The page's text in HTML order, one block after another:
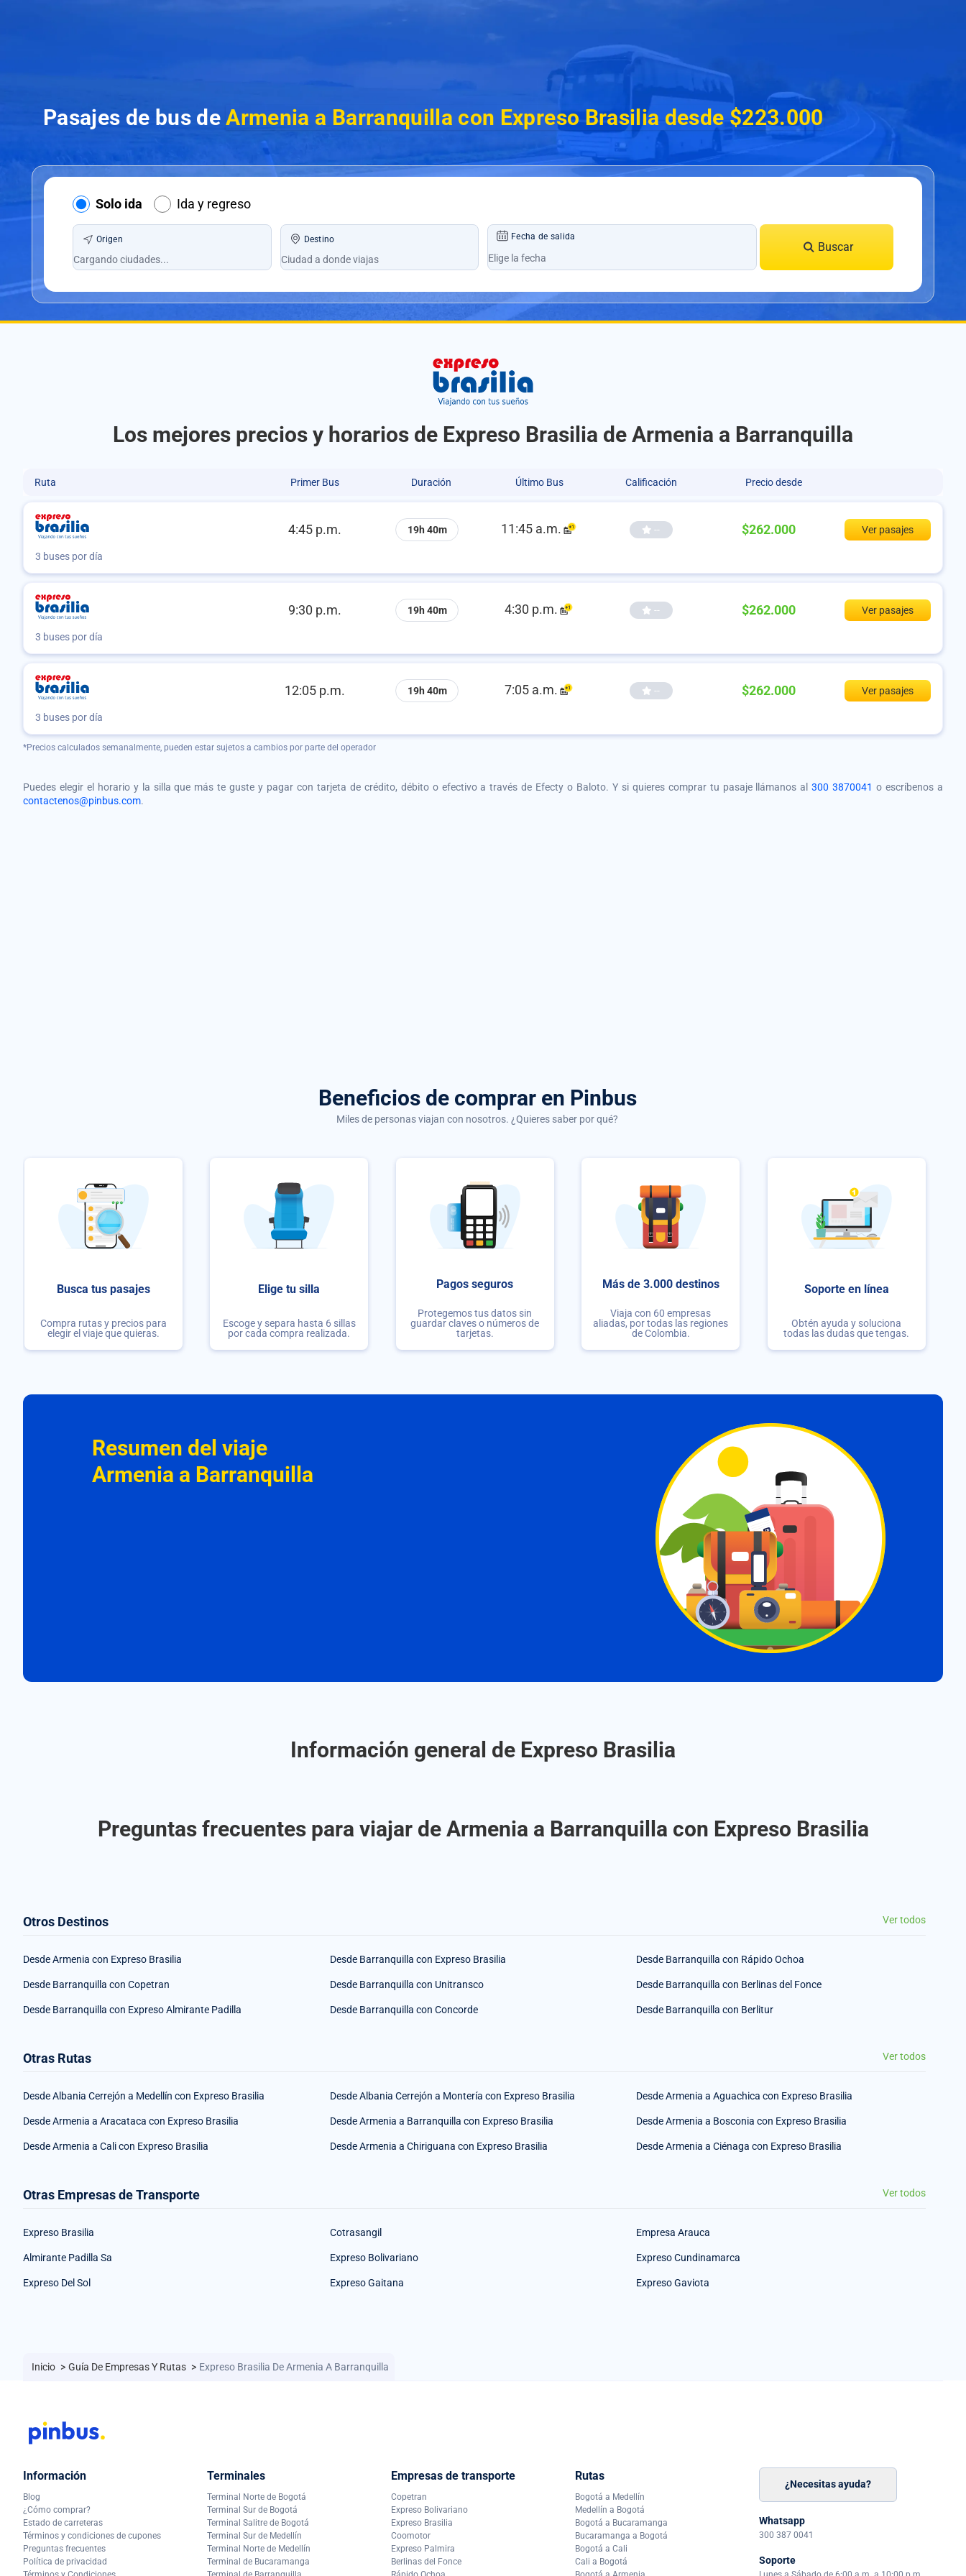
Pasajes de bus deArmenia a Barranquilla con Expreso Brasilia desde $223.000
Solo ida Ida y regreso
Origen Destino Fecha de salida
Buscar
Los mejores precios y horarios de Expreso Brasilia de Armenia a Barranquilla
Ruta Primer Bus Duración Último Bus Calificación Precio desde
4:45 p.m. 19h 40m 11:45 a.m. -- $262.000 Ver pasajes
3 buses por día
9:30 p.m. 19h 40m 4:30 p.m. -- $262.000 Ver pasajes
3 buses por día
12:05 p.m. 19h 40m 7:05 a.m. -- $262.000 Ver pasajes
3 buses por día
*Precios calculados semanalmente, pueden estar sujetos a cambios por parte del operador
Puedes elegir el horario y la silla que más te guste y pagar con tarjeta de crédito, débito o efectivo a través de Efecty o Baloto. Y si quieres comprar tu pasaje llámanos al300 3870041 o escríbenos a
contactenos@pinbus.com.
Beneficios de comprar en Pinbus
Miles de personas viajan con nosotros. ¿Quieres saber por qué?
Busca tus pasajes
Compra rutas y precios para
elegir el viaje que quieras.
Elige tu silla
Escoge y separa hasta 6 sillas
por cada compra realizada.
Pagos seguros
Protegemos tus datos sin
guardar claves o números de
tarjetas.
Más de 3.000 destinos
Viaja con 60 empresas
aliadas, por todas las regiones
de Colombia.
Soporte en línea
Obtén ayuda y soluciona
todas las dudas que tengas.
Resumen del viaje
Armenia a Barranquilla
Información general de Expreso Brasilia
Preguntas frecuentes para viajar de Armenia a Barranquilla con Expreso Brasilia
Otros Destinos Ver todos
Desde Armenia con Expreso Brasilia Desde Barranquilla con Expreso Brasilia Desde Barranquilla con Rápido Ochoa
Desde Barranquilla con Copetran Desde Barranquilla con Unitransco Desde Barranquilla con Berlinas del Fonce
Desde Barranquilla con Expreso Almirante Padilla Desde Barranquilla con Concorde Desde Barranquilla con Berlitur
Otras Rutas Ver todos
Desde Albania Cerrejón a Medellín con Expreso Brasilia Desde Albania Cerrejón a Montería con Expreso Brasilia Desde Armenia a Aguachica con Expreso Brasilia
Desde Armenia a Aracataca con Expreso Brasilia Desde Armenia a Barranquilla con Expreso Brasilia Desde Armenia a Bosconia con Expreso Brasilia
Desde Armenia a Cali con Expreso Brasilia Desde Armenia a Chiriguana con Expreso Brasilia Desde Armenia a Ciénaga con Expreso Brasilia
Otras Empresas de Transporte Ver todos
Expreso Brasilia Cotrasangil Empresa Arauca
Almirante Padilla Sa Expreso Bolivariano Expreso Cundinamarca
Expreso Del Sol Expreso Gaitana Expreso Gaviota
Inicio > Guía De Empresas Y Rutas > Expreso Brasilia De Armenia A Barranquilla
Información
Blog
¿Cómo comprar?
Estado de carreteras
Términos y condiciones de cupones
Preguntas frecuentes
Política de privacidad
Terminales
Terminal Norte de Bogotá
Terminal Sur de Bogotá
Terminal Salitre de Bogotá
Terminal Sur de Medellín
Terminal Norte de Medellín
Terminal de Bucaramanga
Empresas de transporte
Copetran
Expreso Bolivariano
Expreso Brasilia
Coomotor
Expreso Palmira
Berlinas del Fonce
Rutas
Bogotá a Medellín
Medellín a Bogotá
Bogotá a Bucaramanga
Bucaramanga a Bogotá
Bogotá a Cali
Cali a Bogotá
¿Necesitas ayuda?
Whatsapp
300 387 0041
Soporte